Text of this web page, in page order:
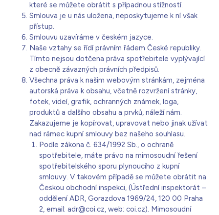
které se můžete obrátit s případnou stížností.
Smlouva je u nás uložena, neposkytujeme k ní však
přístup.
Smlouvu uzavíráme v českém jazyce.
Naše vztahy se řídí právním řádem České republiky.
Tímto nejsou dotčena práva spotřebitele vyplývající
z obecně závazných právních předpisů.
Všechna práva k našim webovým stránkám, zejména
autorská práva k obsahu, včetně rozvržení stránky,
fotek, videí, grafik, ochranných známek, loga,
produktů a dalšího obsahu a prvků, náleží nám.
Zakazujeme je kopírovat, upravovat nebo jinak užívat
nad rámec kupní smlouvy bez našeho souhlasu.
Podle zákona č. 634/1992 Sb., o ochraně
spotřebitele, máte právo na mimosoudní řešení
spotřebitelského sporu plynoucího z kupní
smlouvy. V takovém případě se můžete obrátit na
Českou obchodní inspekci, (Ústřední inspektorát –
oddělení ADR, Gorazdova 1969/24, 120 00 Praha
2, email: adr@coi.cz, web: coi.cz). Mimosoudní